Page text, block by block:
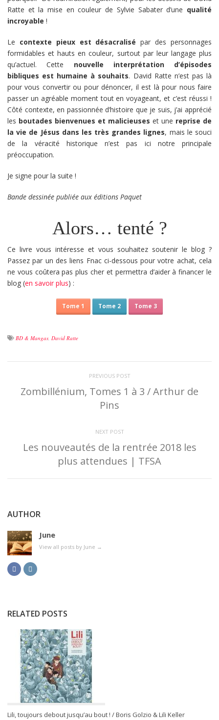
Ratte et la mise en couleur de Sylvie Sabater d’une qualité
incroyable !
Le contexte pieux est désacralisé par des personnages
formidables et hauts en couleur, surtout par leur langage plus
qu’actuel. Cette nouvelle interprétation d’épisodes
bibliques est humaine à souhaits. David Ratte n’est pas là
pour vous convertir ou pour dénoncer, il est là pour nous faire
passer un agréable moment tout en voyageant, et c’est réussi !
Côté contexte, en passionnée d’histoire que je suis, j’ai apprécié
les boutades bienvenues et malicieuses et une reprise de
la vie de Jésus dans les très grandes lignes, mais le souci
de la véracité historique n’est pas ici notre principale
préoccupation.
Je signe pour la suite !
Bande dessinée publiée aux éditions Paquet
Alors… tenté ?
Ce livre vous intéresse et vous souhaitez soutenir le blog ?
Passez par un des liens Fnac ci-dessous pour votre achat, cela
ne vous coûtera pas plus cher et permettra d’aider à financer le
blog (en savoir plus) :
Tome 1 Tome 2 Tome 3
BD & Mangas, David Ratte
PREVIOUS POST
Zombillénium, Tomes 1 à 3 / Arthur de
Pins
NEXT POST
Les nouveautés de la rentrée 2018 les
plus attendues | TFSA
AUTHOR
June
View all posts by June →
RELATED POSTS
Lili, toujours debout jusqu’au bout ! / Boris Golzio & Lili Keller